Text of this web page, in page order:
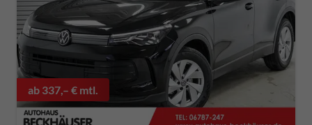
ab 337,– € mtl.